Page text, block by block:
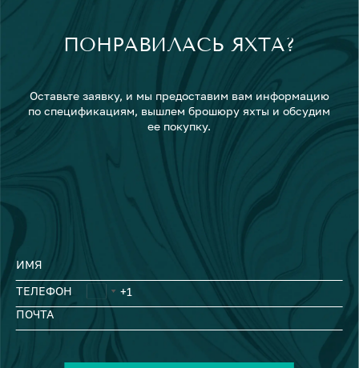
ПОНРАВИЛАСЬ ЯХТА?
Оставьте заявку, и мы предоставим вам информацию
по спецификациям, вышлем брошюру яхты и обсудим
ее покупку.
ИМЯ
ТЕЛЕФОН
ПОЧТА